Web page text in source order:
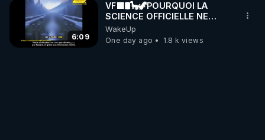
6:09
VF🟩🛢🦕🦖POURQUOI LA
SCIENCE OFFICIELLE NE
CONNAÎT-ELLE PAS LA VRAIE
ORIGINE DU PÉTROL -
Jocelyne Tr
WakeUp
One day ago
1.8 k views